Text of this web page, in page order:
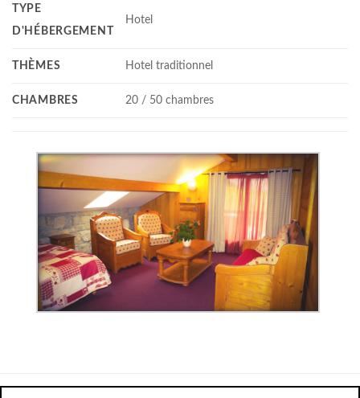
TYPE
D'HÉBERGEMENT
Hotel
THÈMES Hotel traditionnel
CHAMBRES 20 / 50 chambres